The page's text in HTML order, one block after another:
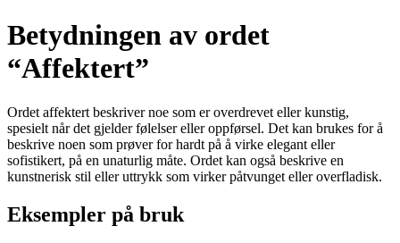
Betydningen av ordet
“Affektert”
Ordet affektert beskriver noe som er overdrevet eller kunstig,
spesielt når det gjelder følelser eller oppførsel. Det kan brukes for å
beskrive noen som prøver for hardt på å virke elegant eller
sofistikert, på en unaturlig måte. Ordet kan også beskrive en
kunstnerisk stil eller uttrykk som virker påtvunget eller overfladisk.
Eksempler på bruk